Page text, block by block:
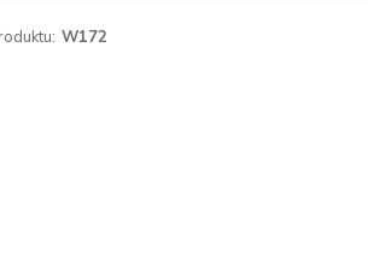
W172